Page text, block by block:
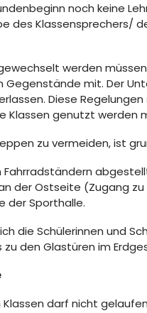
noch keine
des Klassensprechers/
werden
Gegenstände mit. Der
Diese
Klassen genutzt werden
zu vermeiden, ist
Fahrradständern
der Ostseite (Zugang
der Sporthalle.
die Schülerinnen und
den Glastüren im
Klassen darf nicht